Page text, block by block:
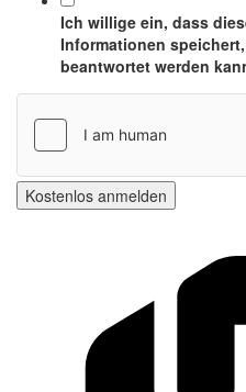
Mail
Ich willige ein, dass
Informationen
beantwortet werden
Kostenlos anmelden